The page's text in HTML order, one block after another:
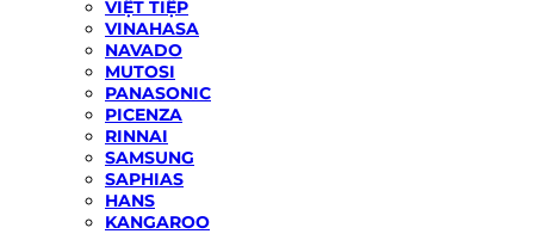
VIỆT TIỆP
VINAHASA
NAVADO
MUTOSI
PANASONIC
PICENZA
RINNAI
SAMSUNG
SAPHIAS
HANS
KANGAROO